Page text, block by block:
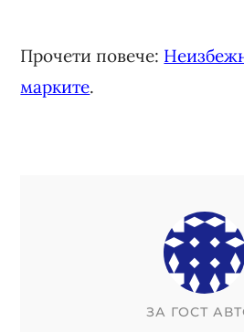
Прочети повече:
марките.
ЗА ГОСТ